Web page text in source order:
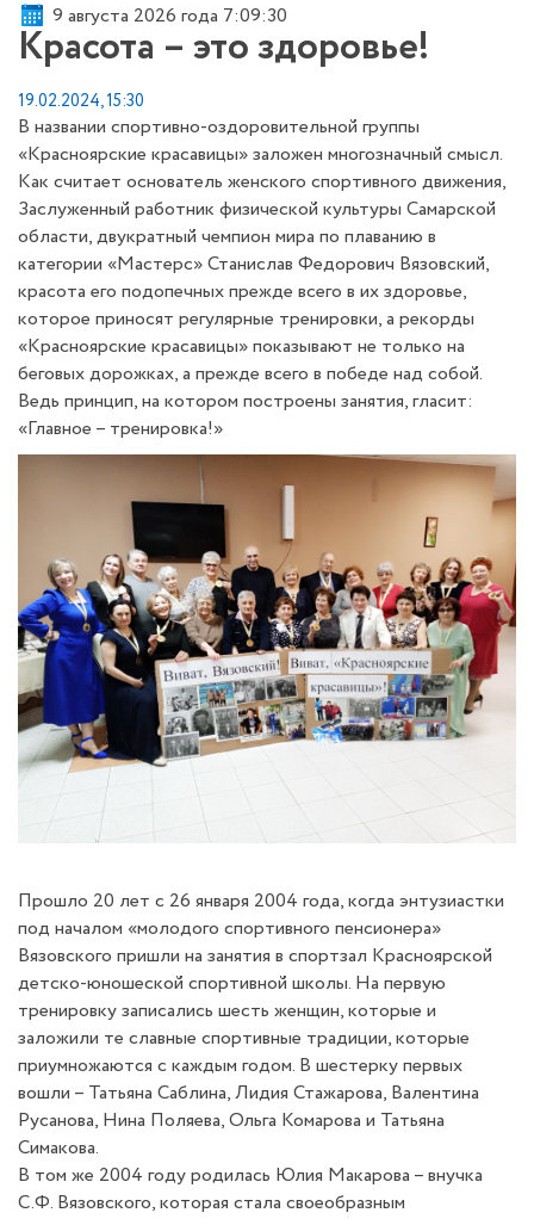
9 августа 2026 года 7:09:30
Красота – это здоровье!
19.02.2024, 15:30
В названии спортивно-оздоровительной группы
«Красноярские красавицы» заложен многозначный смысл.
Как считает основатель женского спортивного движения,
Заслуженный работник физической культуры Самарской
области, двукратный чемпион мира по плаванию в
категории «Мастерс» Станислав Федорович Вязовский,
красота его подопечных прежде всего в их здоровье,
которое приносят регулярные тренировки, а рекорды
«Красноярские красавицы» показывают не только на
беговых дорожках, а прежде всего в победе над собой.
Ведь принцип, на котором построены занятия, гласит:
«Главное – тренировка!»
Прошло 20 лет с 26 января 2004 года, когда энтузиастки
под началом «молодого спортивного пенсионера»
Вязовского пришли на занятия в спортзал Красноярской
детско-юношеской спортивной школы. На первую
тренировку записались шесть женщин, которые и
заложили те славные спортивные традиции, которые
приумножаются с каждым годом. В шестерку первых
вошли – Татьяна Саблина, Лидия Стажарова, Валентина
Русанова, Нина Поляева, Ольга Комарова и Татьяна
Симакова.
В том же 2004 году родилась Юлия Макарова – внучка
С.Ф. Вязовского, которая стала своеобразным